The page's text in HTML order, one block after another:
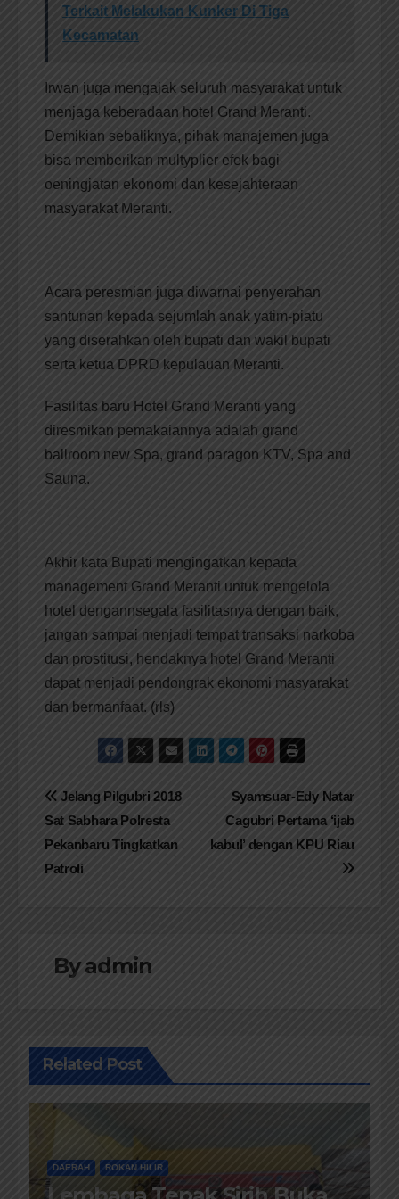
Terkait Melakukan Kunker Di Tiga
Kecamatan
Irwan juga mengajak seluruh masyarakat untuk
menjaga keberadaan hotel Grand Meranti.
Demikian sebaliknya, pihak manajemen juga
bisa memberikan multyplier efek bagi
oeningjatan ekonomi dan kesejahteraan
masyarakat Meranti.
Acara peresmian juga diwarnai penyerahan
santunan kepada sejumlah anak yatim-piatu
yang diserahkan oleh bupati dan wakil bupati
serta ketua DPRD kepulauan Meranti.
Fasilitas baru Hotel Grand Meranti yang
diresmikan pemakaiannya adalah grand
ballroom new Spa, grand paragon KTV, Spa and
Sauna.
Akhir kata Bupati mengingatkan kepada
management Grand Meranti untuk mengelola
hotel dengannsegala fasilitasnya dengan baik,
jangan sampai menjadi tempat transaksi narkoba
dan prostitusi, hendaknya hotel Grand Meranti
dapat menjadi pendongrak ekonomi masyarakat
dan bermanfaat. (rls)
Navigasi
pos
Syamsuar-Edy Natar
Cagubri Pertama ‘ijab
kabul’ dengan KPU Riau
Jelang Pilgubri 2018
Sat Sabhara Polresta
Pekanbaru Tingkatkan
Patroli
Byadmin
Related Post
DAERAH ROKAN HILIR